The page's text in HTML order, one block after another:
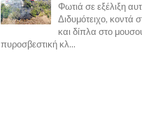
Φωτιά σε εξέλιξη
Διδυμότειχο, κοντά
και δίπλα στο
πυροσβεστική κλ...